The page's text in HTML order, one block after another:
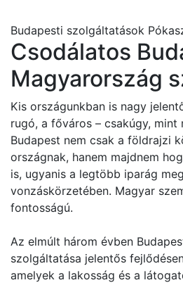
Budapesti szolgáltatások
Csodálatos
Magyarország
Kis országunkban is nagy
rugó, a főváros – csakúgy, mint
Budapest nem csak a földrajzi
országnak, hanem majdnem
is, ugyanis a legtöbb iparág
vonzáskörzetében. Magyar
fontosságú.
Az elmúlt három évben
szolgáltatása jelentős
amelyek a lakosság és a